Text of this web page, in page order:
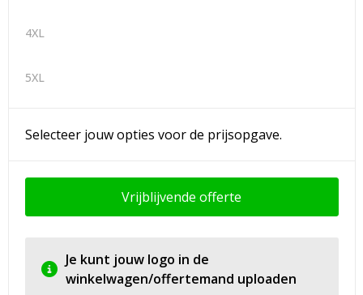
4XL
5XL
Selecteer jouw opties voor de prijsopgave.
Vrijblijvende offerte
Je kunt jouw logo in de
winkelwagen/offertemand uploaden